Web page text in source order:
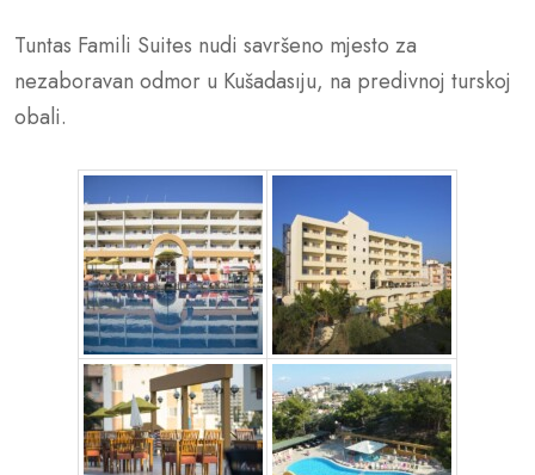
Tuntas Famili Suites nudi savršeno mjesto za
nezaboravan odmor u Kušadasıju, na predivnoj turskoj
obali.